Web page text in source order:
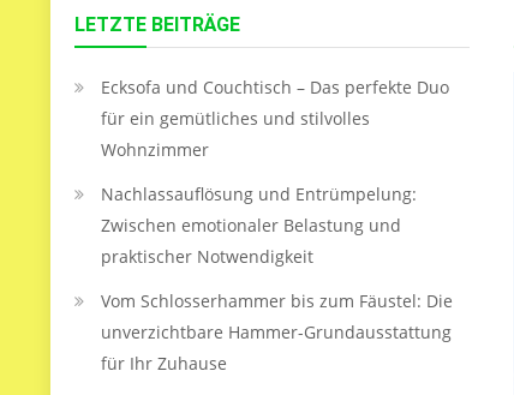
LETZTE BEITRÄGE
Ecksofa und Couchtisch – Das perfekte Duo
für ein gemütliches und stilvolles
Wohnzimmer
Nachlassauflösung und Entrümpelung:
Zwischen emotionaler Belastung und
praktischer Notwendigkeit
Vom Schlosserhammer bis zum Fäustel: Die
unverzichtbare Hammer-Grundausstattung
für Ihr Zuhause